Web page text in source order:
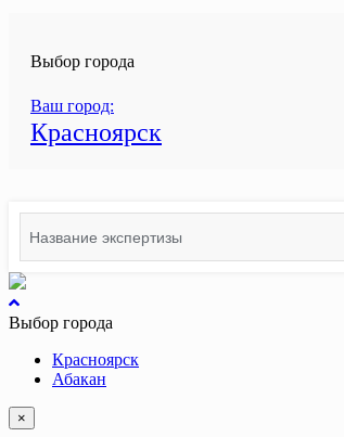
Выбор города
Ваш город:
Красноярск
for:
вернуться
к
Выбор города
Красноярск
Абакан
×